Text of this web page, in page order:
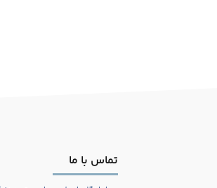
تماس با ما